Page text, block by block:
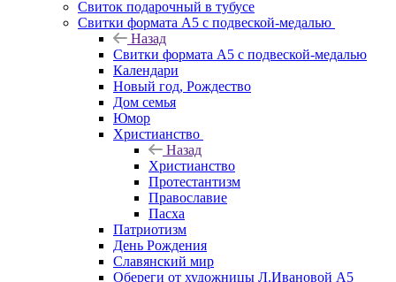
Свиток подарочный в тубусе
Свитки формата А5 с подвеской-медалью
Назад
Свитки формата А5 с подвеской-медалью
Календари
Новый год, Рождество
Дом семья
Юмор
Христианство
Назад
Христианство
Протестантизм
Православие
Пасха
Патриотизм
День Рождения
Славянский мир
Обереги от художницы Л.Ивановой А5